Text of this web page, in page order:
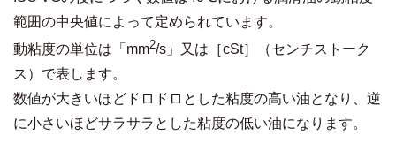
範囲の中央値によって定められています。
動粘度の単位は「mm2/s」又は［cSt］（センチストーク
ス）で表します。
数値が大きいほどドロドロとした粘度の高い油となり、逆
に小さいほどサラサラとした粘度の低い油になります。